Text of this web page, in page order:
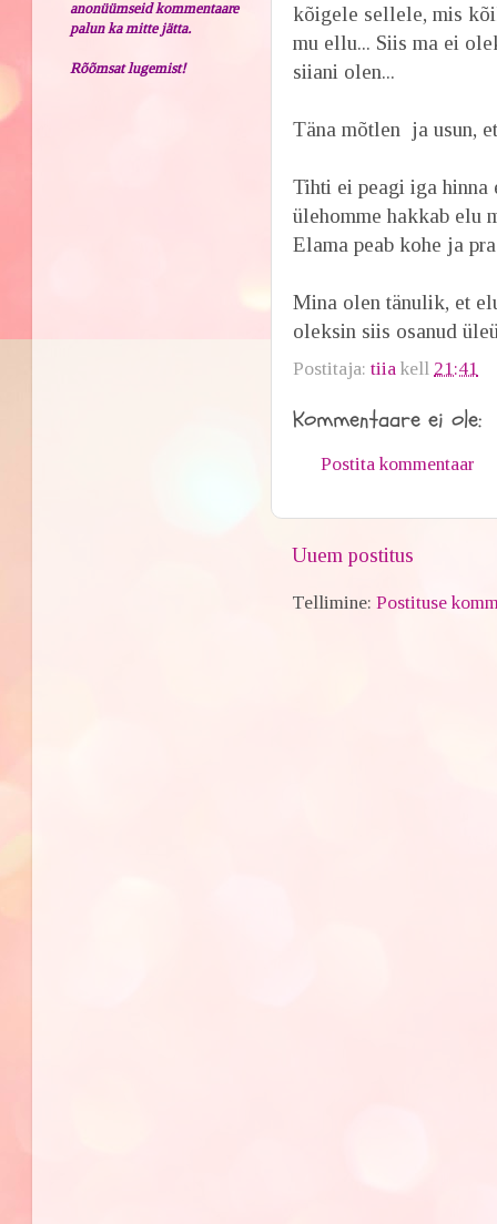
kõigele sellele, mis
mu ellu... Siis ma ei
siiani olen...
Täna mõtlen ja usun,
Tihti ei peagi iga hinna
ülehomme hakkab elu
Elama peab kohe ja
Mina olen tänulik, et
oleksin siis osanud
Postitaja:tiia kell 21:41
Kommentaare ei ole:
Postita kommentaar
Uuem postitus
Tellimine:Postituse
anonüümseid kommentaare
palun ka mitte jätta.
Rõõmsat lugemist!